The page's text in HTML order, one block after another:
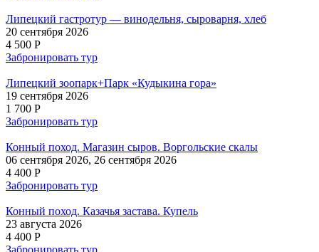
Липецкий гастротур — винодельня, сыроварня, хлеб
20 сентября 2026
4 500 P
Забронировать тур
Липецкий зоопарк+Парк «Кудыкина гора»
19 сентября 2026
1 700 P
Забронировать тур
Конный поход. Магазин сыров. Воргольские скалы
06 сентября 2026, 26 сентября 2026
4 400 P
Забронировать тур
Конный поход. Казачья застава. Купель
23 августа 2026
4 400 P
Забронировать тур